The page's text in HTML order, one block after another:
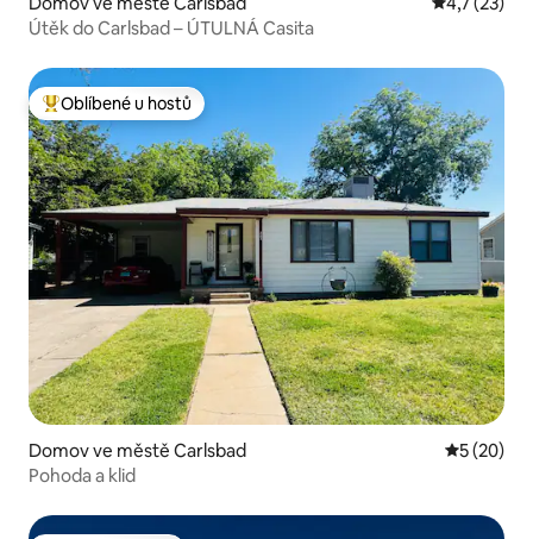
Útěk do Carlsbad – ÚTULNÁ Casita
Nejlepší v kategorii Oblíbené u hostů
Oblíbené u hostů
Domov ve městě Carlsbad Průměrné
5 (20)
Pohoda a klid